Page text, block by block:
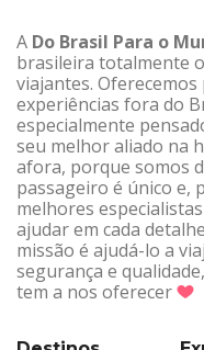
A Do Brasil Para o
brasileira totalmente
viajantes.
experiências fora do
especialmente
seu melhor aliado na
afora, porque somos
passageiro é único e,
melhores
ajudar em cada
missão é ajudá-lo a
segurança e
tem a nos oferecer